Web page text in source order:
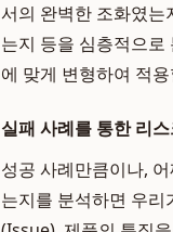
서의 완벽한 조화였는
는지 등을 심층적으
에 맞게 변형하여 적
실패 사례를 통한 리
성공 사례만큼이나,
는지를 분석하면 우